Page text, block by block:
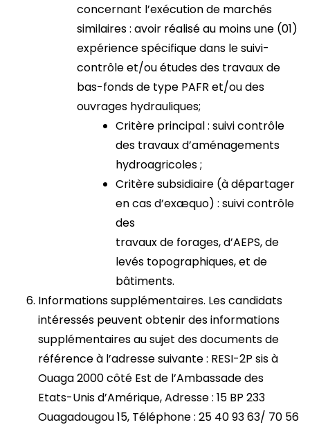
concernant l’exécution de marchés
similaires : avoir réalisé au moins une (01)
expérience spécifique dans le suivi-
contrôle et/ou études des travaux de
bas-fonds de type PAFR et/ou des
ouvrages hydrauliques;
Critère principal : suivi contrôle
des travaux d’aménagements
hydroagricoles ;
Critère subsidiaire (à départager
en cas d’exæquo) : suivi contrôle
des
travaux de forages, d’AEPS, de
levés topographiques, et de
bâtiments.
Informations supplémentaires. Les candidats
intéressés peuvent obtenir des informations
supplémentaires au sujet des documents de
référence à l’adresse suivante : RESI-2P sis à
Ouaga 2000 côté Est de l’Ambassade des
Etats-Unis d’Amérique, Adresse : 15 BP 233
Ouagadougou 15, Téléphone : 25 40 93 63/ 70 56